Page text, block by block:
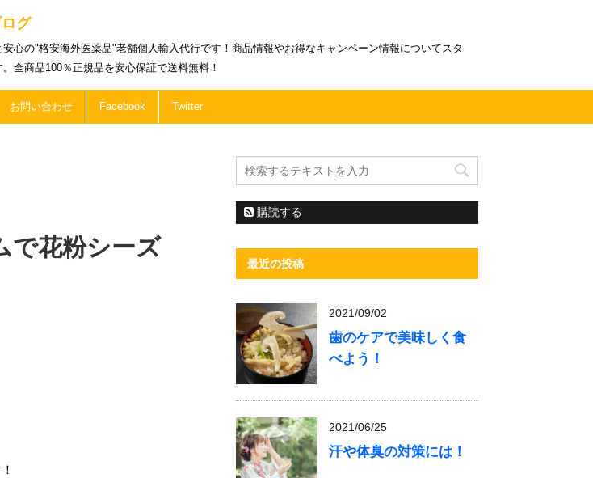
グ
心の"格安海外医薬品"老舗個人輸入代行です！商品情報やお得なキャンペーン情報についてスタ
全商品100％正規品を安心保証で送料無料！
お問い合わせ Facebook Twitter
で花粉シーズ
購読する
最近の投稿
2021/09/02
歯のケアで美味しく食
べよう！
2021/06/25
汗や体臭の対策には！